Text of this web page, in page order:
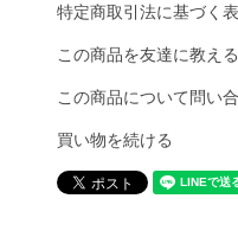
特定商取引法に基づく
この商品を友達に教える
この商品について問い
買い物を続ける